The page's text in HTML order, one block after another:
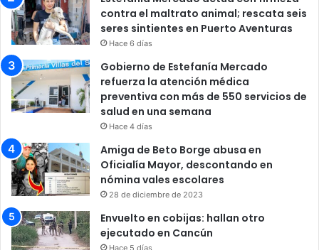
contra el maltrato animal; rescata seis
seres sintientes en Puerto Aventuras
Hace 6 días
Gobierno de Estefanía Mercado
refuerza la atención médica
preventiva con más de 550 servicios de
salud en una semana
Hace 4 días
Amiga de Beto Borge abusa en
Oficialía Mayor, descontando en
nómina vales escolares
28 de diciembre de 2023
Envuelto en cobijas: hallan otro
ejecutado en Cancún
Hace 5 días